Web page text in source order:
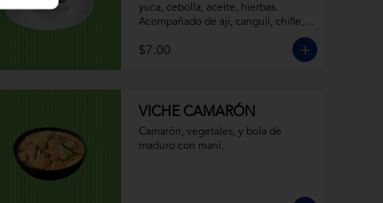
yuca, cebolla, aceite, hierbas.
Acompañado de ají, canguil, chifle,
$7.00
VICHE CAMARÓN
Camarón, vegetales, y bola de
maduro con maní.